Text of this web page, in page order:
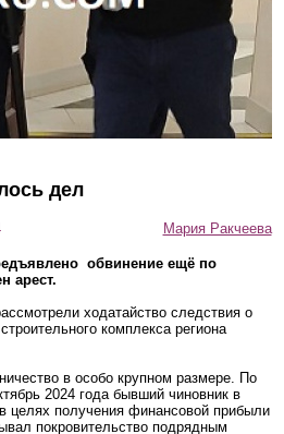
дел
Мария Ракчеева
обвинение ещё по
арест.
ходатайство следствия о
комплекса региона
в особо крупном размере. По
2024 года бывший чиновник в
целях получения финансовой прибыли
покровительство подрядным